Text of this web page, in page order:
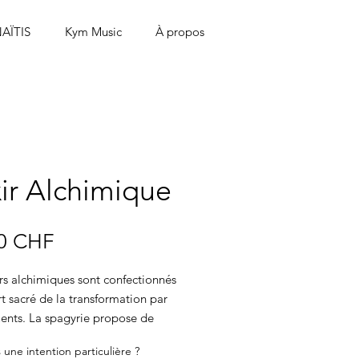
Kym Music À propos
Alchimique
CHFPrix
alchimiques sont confectionnés
sacré de la transformation par
La spagyrie propose de
une intention particulière ?